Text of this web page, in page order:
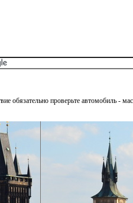
обязательно проверьте автомобиль -